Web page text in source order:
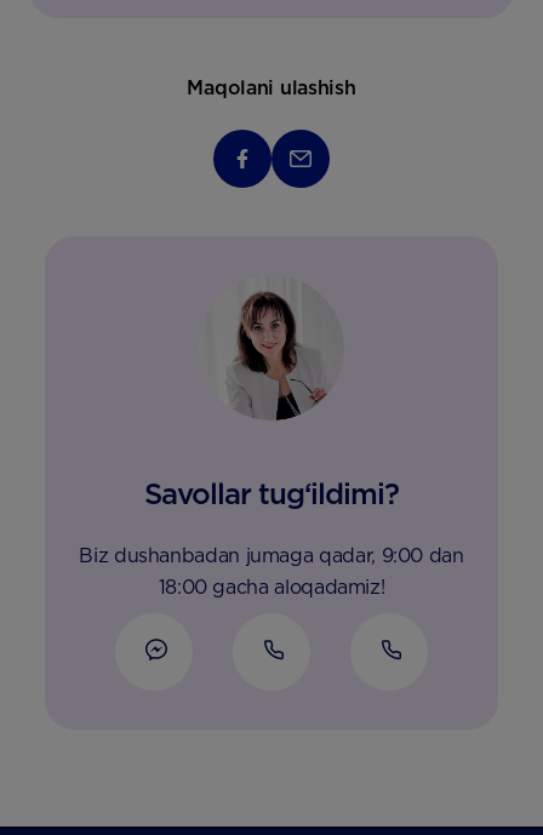
Maqolani ulashish
Savollar tug‘ildimi?
Biz dushanbadan jumaga qadar, 9:00 dan
18:00 gacha aloqadamiz!